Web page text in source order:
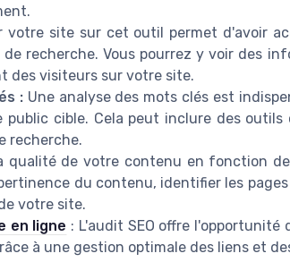
votre site sur cet outil permet d'avoir
recherche. Vous pourrez y voir des
des visiteurs sur votre site.
:Une analyse des mots clés est
cible. Cela peut inclure des outils
recherche.
qualité de votre contenu en fonction
du contenu, identifier les
votre site.
en ligne : L'audit SEO offre l'opportunité
à une gestion optimale des liens et